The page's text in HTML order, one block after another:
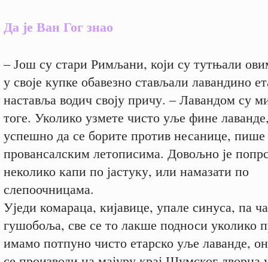
Да је Ван Гог знао
– Још су стари Римљани, који су тутњали
у своје купке обавезно стављали лавандино
наставља водич своју причу. – Лавандом су
тоге. Уколико узмете чисто уље фине
успешно да се борите против несанице,
провансалским летописима. Довољно је
неколико капи по јастуку, или намазати по
слепоочницама.
Уједи комараца, кијавице, упале синуса, па
гушобоља, све се то лакше подноси уколико
имамо потпуно чисто етарско уље лаванде,